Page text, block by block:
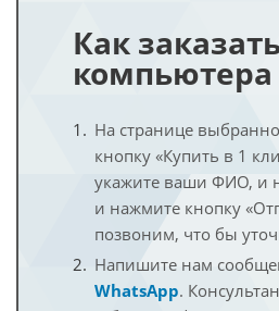
Как
компьютера
На странице
кнопку «Купить в 1
укажите ваши ФИО, и
и нажмите кнопку
позвоним, что бы
Напишите нам
WhatsApp.